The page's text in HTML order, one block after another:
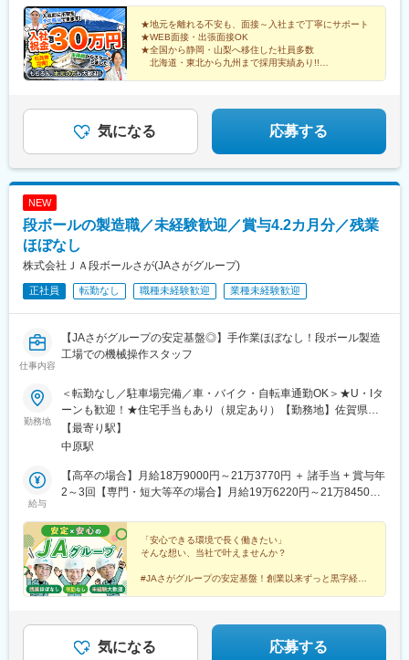
古屋採用センター：愛知県名古屋市中村区名駅4-24-5広島採用セ
ンター：広島県広島市南区的場町1-1-21山口支店：山口県山口市
小郡高砂町1-8熊本採用センター：熊本県熊本市中央区安政町3-16
★地元を離れる不安も、面接～入社まで丁寧にサポート
★WEB面接・出張面接OK
★全国から静岡・山梨へ移住した社員多数
北海道・東北から九州まで採用実績あり!!
気になる 応募する
NEW
段ボールの製造職／未経験歓迎／賞与4.2カ月分／残業
ほぼなし
株式会社ＪＡ段ボールさが(JAさがグループ)
正社員 転勤なし 職種未経験歓迎 業種未経験歓迎
仕事内容
【JAさがグループの安定基盤◎】手作業ほぼなし！段ボール製造
工場での機械操作スタッフ
勤務地
＜転勤なし／駐車場完備／車・バイク・自転車通勤OK＞★U・Iタ
ーンも歓迎！★住宅手当もあり（規定あり）【勤務地】佐賀県三
養基郡上峰町大字堤30-1└JR「中原駅」から徒歩15分程度／車で
4分程度※受動喫煙対策：完全分煙
【最寄り駅】
中原駅
給与
【高卒の場合】月給18万9000円～21万3770円 ＋ 諸手当 + 賞与年
2～3回【専門・短大等卒の場合】月給19万6220円～21万8450円
23万2900円 ＋ 諸手当 + 賞与年2～3回※経験やスキルを考慮し待
遇を決定します
「安心できる環境で長く働きたい」
そんな想い、当社で叶えませんか？
#JAさがグループの安定基盤！創業以来ずっと黒字経営
気になる 応募する